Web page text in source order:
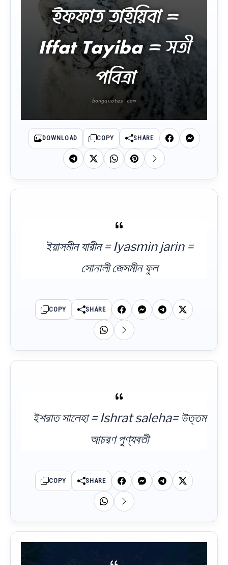
ইফফাত তাইয়িবা =
Iffat Tayiba = সতী
পবিত্রা
DOWNLOAD COPY SHARE
ইয়াসমীন যারীন = Iyasmin jarin =
সোনালী জেসমীন ফুল
COPY SHARE
ইশরাত সালেহা = Ishrat saleha= উত্তম
আচরণ পুণ্যবতী
COPY SHARE